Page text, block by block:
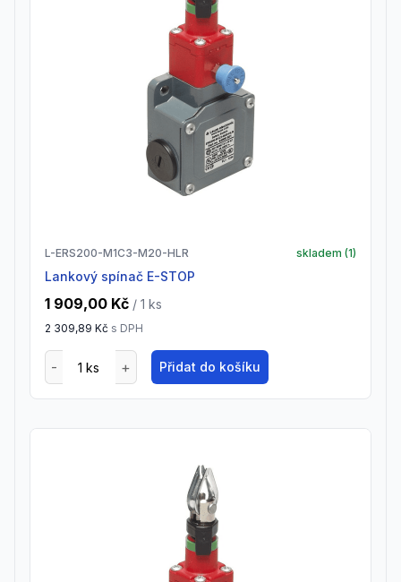
L-ERS200-M1C3-M20-HLR skladem (1)
Lankový spínač E-STOP
1 909,00 Kč / 1 ks
2 309,89 Kč s DPH
Přidat do košíku